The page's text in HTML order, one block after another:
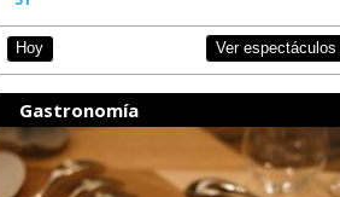
Hoy Ver espectáculos
Gastronomía